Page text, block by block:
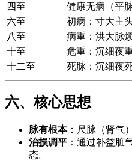
四至
健康无病（平脉
六至
初病：寸大主
八至
病重：洪大脉
十至
危重：沉细夜
十二至
死脉：沉细夜
六、核心思想
脉有根本：尺脉（肾气
治损调平 ：通过补益脏
态。